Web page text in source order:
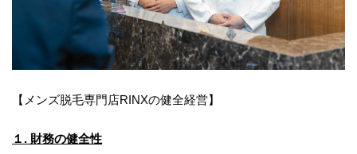
【メンズ脱毛専門店RINXの健全経営】
１. 財務の健全性